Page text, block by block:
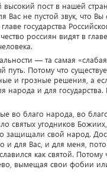
пост в нашей
Вас не пустой звук, что
государства
россиян видят в
— та самая
Потому что
и грозные решения, а
народа и для
во благо народа, во
угодников
защищали свой народ.
и для Вас, и для меня,
как святой.
вымещая свои фобии